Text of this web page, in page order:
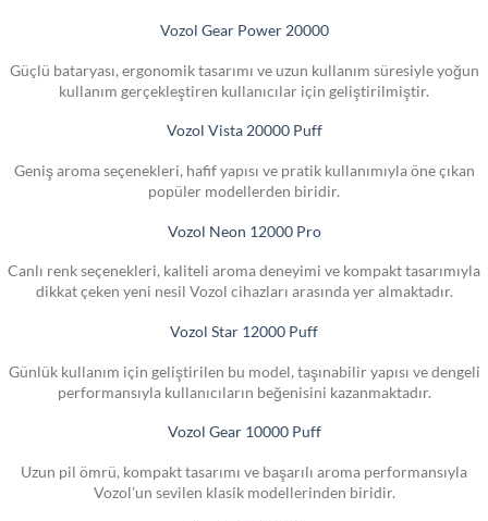
Vozol Gear Power 20000
Güçlü bataryası, ergonomik tasarımı ve uzun kullanım süresiyle yoğun
kullanım gerçekleştiren kullanıcılar için geliştirilmiştir.
Vozol Vista 20000 Puff
Geniş aroma seçenekleri, hafif yapısı ve pratik kullanımıyla öne çıkan
popüler modellerden biridir.
Vozol Neon 12000 Pro
Canlı renk seçenekleri, kaliteli aroma deneyimi ve kompakt tasarımıyla
dikkat çeken yeni nesil Vozol cihazları arasında yer almaktadır.
Vozol Star 12000 Puff
Günlük kullanım için geliştirilen bu model, taşınabilir yapısı ve dengeli
performansıyla kullanıcıların beğenisini kazanmaktadır.
Vozol Gear 10000 Puff
Uzun pil ömrü, kompakt tasarımı ve başarılı aroma performansıyla
Vozol’un sevilen klasik modellerinden biridir.